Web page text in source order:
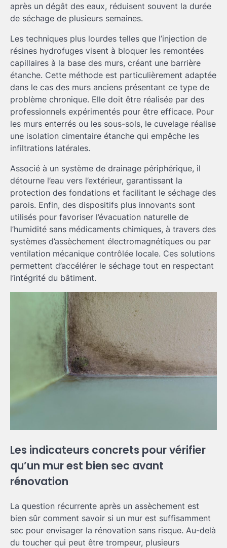
après un dégât des eaux, réduisent souvent la durée
de séchage de plusieurs semaines.
Les techniques plus lourdes telles que l’injection de
résines hydrofuges visent à bloquer les remontées
capillaires à la base des murs, créant une barrière
étanche. Cette méthode est particulièrement adaptée
dans le cas des murs anciens présentant ce type de
problème chronique. Elle doit être réalisée par des
professionnels expérimentés pour être efficace. Pour
les murs enterrés ou les sous-sols, le cuvelage réalise
une isolation cimentaire étanche qui empêche les
infiltrations latérales.
Associé à un système de drainage périphérique, il
détourne l’eau vers l’extérieur, garantissant la
protection des fondations et facilitant le séchage des
parois. Enfin, des dispositifs plus innovants sont
utilisés pour favoriser l’évacuation naturelle de
l’humidité sans médicaments chimiques, à travers des
systèmes d’assèchement électromagnétiques ou par
ventilation mécanique contrôlée locale. Ces solutions
permettent d’accélérer le séchage tout en respectant
l’intégrité du bâtiment.
Les indicateurs concrets pour vérifier
qu’un mur est bien sec avant
rénovation
La question récurrente après un assèchement est
bien sûr comment savoir si un mur est suffisamment
sec pour envisager la rénovation sans risque. Au-delà
du toucher qui peut être trompeur, plusieurs